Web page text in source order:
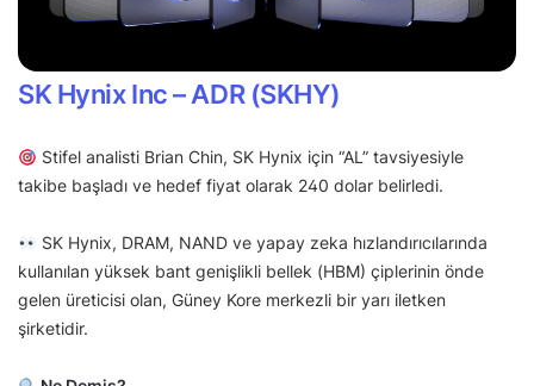
SK Hynix Inc – ADR (SKHY)
Stifel analisti Brian Chin, SK Hynix için “AL” tavsiyesiyle
takibe başladı ve hedef fiyat olarak 240 dolar belirledi.
SK Hynix, DRAM, NAND ve yapay zeka hızlandırıcılarında
kullanılan yüksek bant genişlikli bellek (HBM) çiplerinin önde
gelen üreticisi olan, Güney Kore merkezli bir yarı iletken
şirketidir.